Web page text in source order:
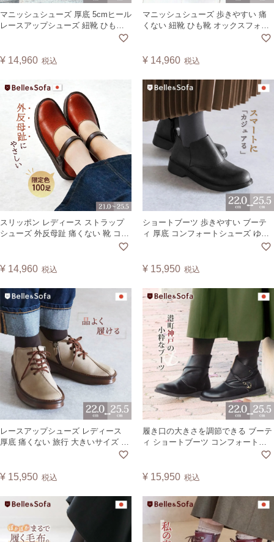
マニッシュシューズ 厚底 5cmヒール
レースアップシューズ 紐靴 ひも靴
オックスフォード エナメル クラシ
外反母趾 日本製 BONNY
¥ 14,960 税込
マニッシュシューズ 歩きやすい 痛
くない 紐靴 ひも靴 オックスフォー
ド エナメル 艶 クラシカル フラット
¥ 14,960 税込
スリッポン レディース ストラップ
シューズ 外反母趾 痛くない 靴 コン
フォートシューズ おしゃれ カジュ
イン賞 ハンズフリー 歩きやすい 疲
マグネット 磁石 日本製 カヤック
KAYAK【A】
¥ 14,960 税込
ショートブーツ 歩きやすい ブーテ
ィ 厚底 コンフォートシューズ ゆっ
たり 軽量 外反母趾 ゆったり 横幅 靴
¥ 15,950 税込
レースアップシューズ レディース
厚底 痛くない 旅行 大きいサイズ ハ
イカット スニーカー ショートブー
¥ 15,950 税込
履き口の大きさを調節できる ブーテ
ィ ショートブーツ コンフォートシ
ューズ ショート丈 ナウシカ ポルト
本製 ポルト PORTO
¥ 15,950 税込